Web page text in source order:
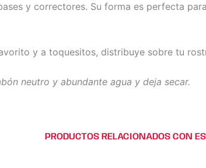
y correctores. Su forma es perfecta
y a toquesitos, distribuye sobre tu
neutro y abundante agua y deja secar.
PRODUCTOS RELACIONADOS CON